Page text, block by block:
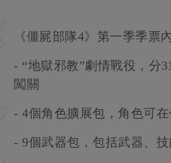
《僵屍部隊4》第一季季票
- “地獄邪教”劇情戰役，分
闖關
- 4個角色擴展包，角色可
- 9個武器包，包括武器、